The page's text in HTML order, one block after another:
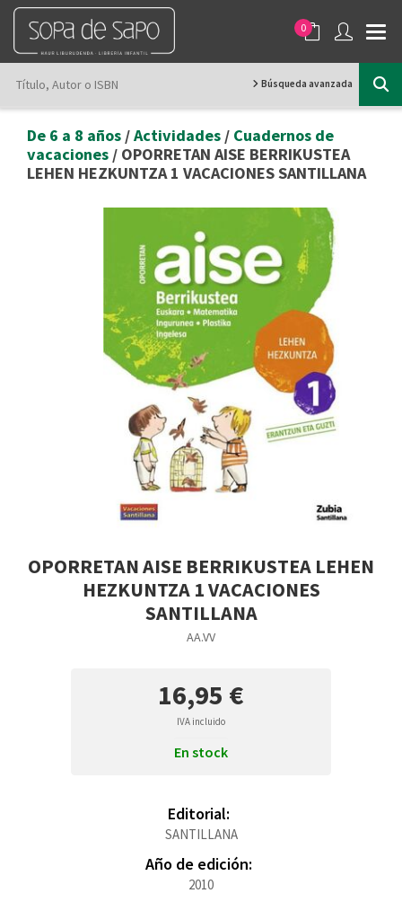
0
Búsqueda avanzada
De 6 a 8 años /Actividades / Cuadernos de
vacaciones / OPORRETAN AISE BERRIKUSTEA
LEHEN HEZKUNTZA 1 VACACIONES SANTILLANA
OPORRETAN AISE BERRIKUSTEA LEHEN
HEZKUNTZA 1 VACACIONES
SANTILLANA
AA.VV
16,95 €
IVA incluido
En stock
Editorial:
SANTILLANA
Año de edición:
2010